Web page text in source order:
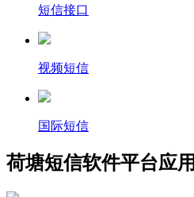
短信接口
视频短信
国际短信
荷塘短信软件平台应用